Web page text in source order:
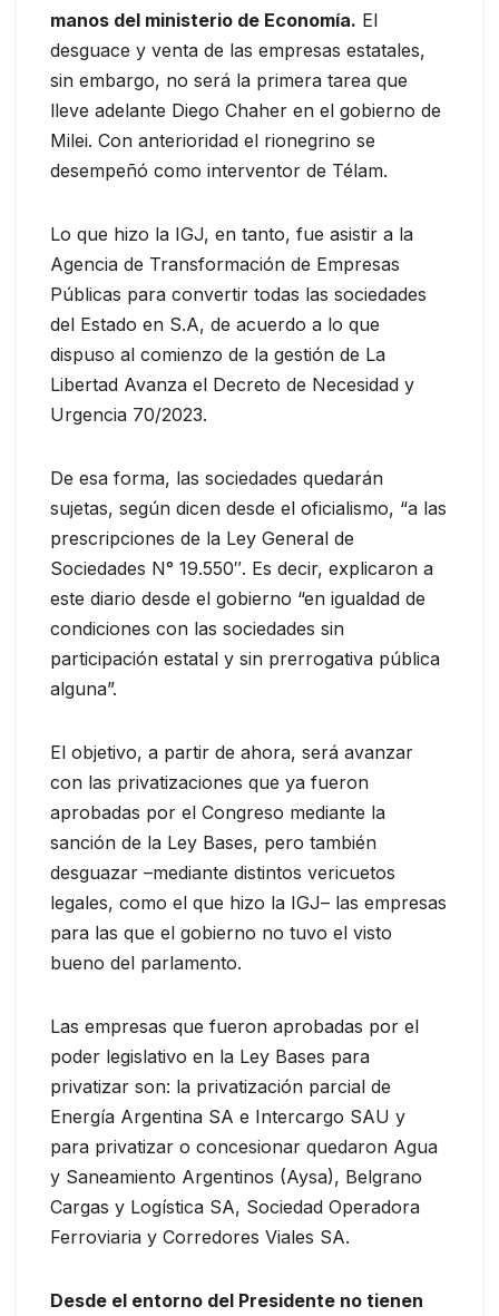
manos del ministerio de Economía. El
desguace y venta de las empresas estatales,
sin embargo, no será la primera tarea que
lleve adelante Diego Chaher en el gobierno de
Milei. Con anterioridad el rionegrino se
desempeñó como interventor de Télam.
Lo que hizo la IGJ, en tanto, fue asistir a la
Agencia de Transformación de Empresas
Públicas para convertir todas las sociedades
del Estado en S.A, de acuerdo a lo que
dispuso al comienzo de la gestión de La
Libertad Avanza el Decreto de Necesidad y
Urgencia 70/2023.
De esa forma, las sociedades quedarán
sujetas, según dicen desde el oficialismo, “a las
prescripciones de la Ley General de
Sociedades N° 19.550″. Es decir, explicaron a
este diario desde el gobierno “en igualdad de
condiciones con las sociedades sin
participación estatal y sin prerrogativa pública
alguna”.
El objetivo, a partir de ahora, será avanzar
con las privatizaciones que ya fueron
aprobadas por el Congreso mediante la
sanción de la Ley Bases, pero también
desguazar –mediante distintos vericuetos
legales, como el que hizo la IGJ– las empresas
para las que el gobierno no tuvo el visto
bueno del parlamento.
Las empresas que fueron aprobadas por el
poder legislativo en la Ley Bases para
privatizar son: la privatización parcial de
Energía Argentina SA e Intercargo SAU y
para privatizar o concesionar quedaron Agua
y Saneamiento Argentinos (Aysa), Belgrano
Cargas y Logística SA, Sociedad Operadora
Ferroviaria y Corredores Viales SA.
Desde el entorno del Presidente no tienen